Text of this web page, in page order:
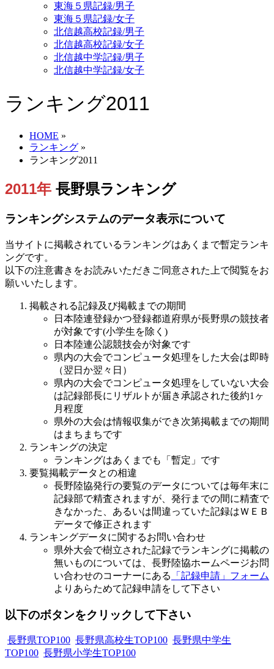
東海５県記録/男子
東海５県記録/女子
北信越高校記録/男子
北信越高校記録/女子
北信越中学記録/男子
北信越中学記録/女子
ランキング2011
HOME »
ランキング »
ランキング2011
2011年 長野県ランキング
ランキングシステムのデータ表示について
当サイトに掲載されているランキングはあくまで暫定ランキ
ングです。
以下の注意書きをお読みいただきご同意された上で閲覧をお
願いいたします。
掲載される記録及び掲載までの期間
日本陸連登録かつ登録都道府県が長野県の競技者
が対象です(小学生を除く)
日本陸連公認競技会が対象です
県内の大会でコンピュータ処理をした大会は即時
（翌日か翌々日）
県内の大会でコンピュータ処理をしていない大会
は記録部長にリザルトが届き承認された後約1ヶ
月程度
県外の大会は情報収集ができ次第掲載までの期間
はまちまちです
ランキングの決定
ランキングはあくまでも「暫定」です
要覧掲載データとの相違
長野陸協発行の要覧のデータについては毎年末に
記録部で精査されますが、発行までの間に精査で
きなかった、あるいは間違っていた記録はＷＥＢ
データで修正されます
ランキングデータに関するお問い合わせ
県外大会で樹立された記録でランキングに掲載の
無いものについては、長野陸協ホームページお問
い合わせのコーナーにある
「記録申請」フォーム
よりあらためて記録申請をして下さい
以下のボタンをクリックして下さい
長野県TOP100 長野県高校生TOP100 長野県中学生
TOP100 長野県小学生TOP100